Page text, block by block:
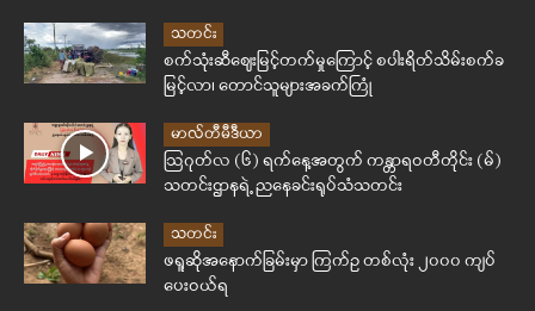
သတင်း
စက်သုံးဆီဈေးမြင့်တက်မှုကြောင့် စပါးရိတ်သိမ်းစက်ခ
မြင့်လာ၊ တောင်သူများအခက်ကြုံ
မာလ်တီမီဒီယာ
ဩဂုတ်လ (၆) ရက်နေ့အတွက် ကန္တာရဝတီတိုင်း (မ်)
သတင်းဌာနရဲ့ ညနေခင်းရုပ်သံသတင်း
သတင်း
ဖရူဆိုအနောက်ခြမ်းမှာ ကြက်ဥ တစ်လုံး ၂၀၀၀ ကျပ်
ပေးဝယ်ရ